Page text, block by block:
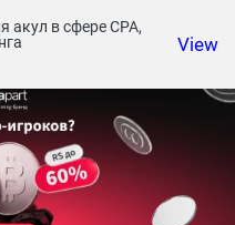
акул в сфере СРА,
View